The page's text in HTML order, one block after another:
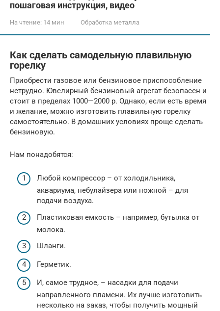
пошаговая инструкция, видео
На чтение: 14 мин Обработка металла
Как сделать самодельную плавильную
горелку
Приобрести газовое или бензиновое приспособление
нетрудно. Ювелирный бензиновый агрегат безопасен и
стоит в пределах 1000—2000 р. Однако, если есть время
и желание, можно изготовить плавильную горелку
самостоятельно. В домашних условиях проще сделать
бензиновую.
Нам понадобятся:
Любой компрессор – от холодильника,
аквариума, небулайзера или ножной – для
подачи воздуха.
Пластиковая емкость – например, бутылка от
молока.
Шланги.
Герметик.
И, самое трудное, – насадки для подачи
направленного пламени. Их лучше изготовить
несколько на заказ, чтобы получить мощный